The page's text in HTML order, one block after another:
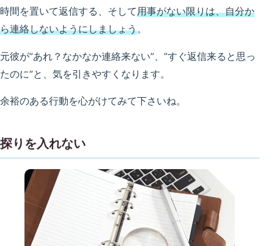
時間を置いて返信する、そして用事がない限りは、自分か
ら連絡しないようにしましょう。
元彼が”あれ？なかなか連絡来ない”、”すぐ返信来ると思っ
たのに”と、気を引きやすくなります。
余裕のある行動を心がけてみて下さいね。
探りを入れない